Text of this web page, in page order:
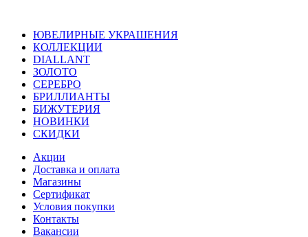
ЮВЕЛИРНЫЕ УКРАШЕНИЯ
КОЛЛЕКЦИИ
DIALLANT
ЗОЛОТО
СЕРЕБРО
БРИЛЛИАНТЫ
БИЖУТЕРИЯ
НОВИНКИ
СКИДКИ
Акции
Доставка и оплата
Магазины
Сертификат
Условия покупки
Контакты
Вакансии